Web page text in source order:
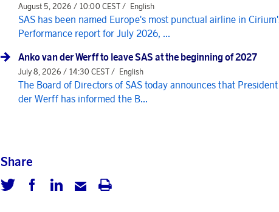
August 5, 2026 / 10:00 CEST / English
SAS has been named Europe's most punctual airline in
Performance report for July 2026, ...
Anko van der Werff to leave SAS at the beginning of 2027
July 8, 2026 / 14:30 CEST / English
The Board of Directors of SAS today announces that President
der Werff has informed the B...
Share